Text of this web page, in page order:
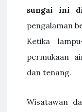
sungai ini
pengalaman
Ketika
permukaan
dan tenang.
Wisatawan